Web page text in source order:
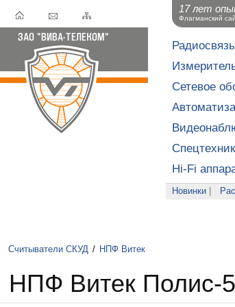
Радиосвязь
Сетевое
Hi-Fi
Новинки
Считыватели СКУД / НПФ Витек
НПФ Витек Полис-
17 лет
Флагманский